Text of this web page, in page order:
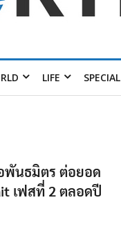
LIFE SPECIAL
พันธมิตร ต่อยอด
เฟสที่ 2 ตลอดปี